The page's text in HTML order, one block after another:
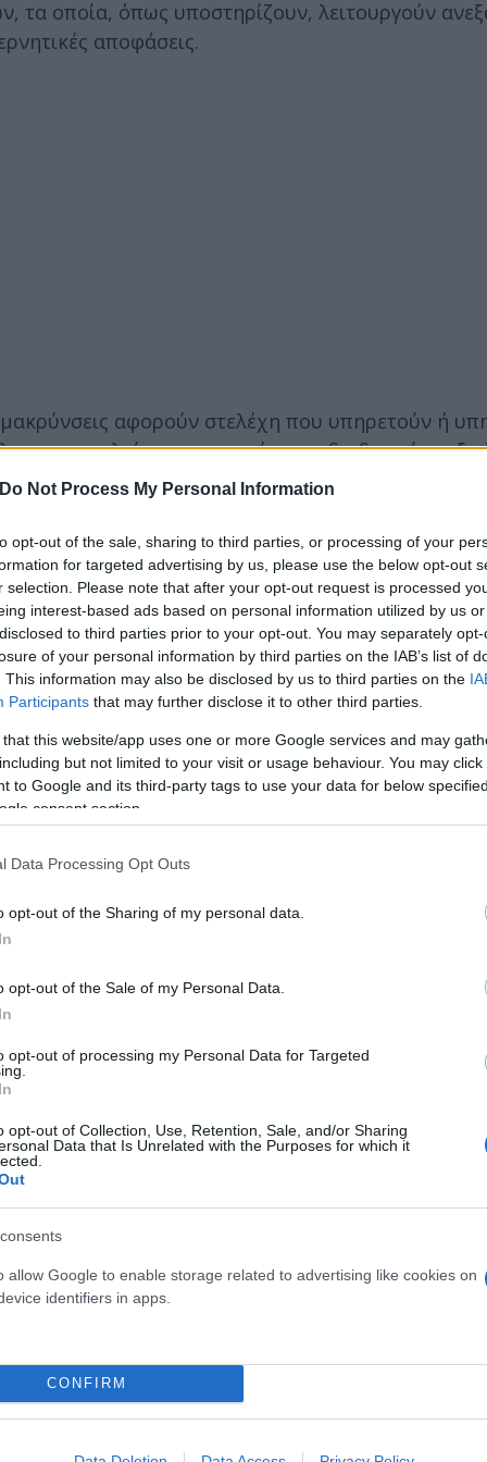
Do Not Process My Personal Information
opt-out of the sale, sharing to third parties, or processing of your
for targeted advertising by us, please use the below opt-out
selection. Please note that after your opt-out request is processed
interest-based ads based on personal information utilized by us
to third parties prior to your opt-out. You may separately
of your personal information by third parties on the IAB’s list of
This information may also be disclosed by us to third parties on the
Participants that may further disclose it to other third parties.
that this website/app uses one or more Google services and may
but not limited to your visit or usage behaviour. You may
to Google and its third-party tags to use your data for below
consent section.
Data Processing Opt Outs
opt-out of the Sharing of my personal data.
opt-out of the Sale of my Personal Data.
opt-out of processing my Personal Data for Targeted
opt-out of Collection, Use, Retention, Sale, and/or Sharing
Data that Is Unrelated with the Purposes for which it
allow Google to enable storage related to advertising like cookies on
identifiers in apps.
CONFIRM
τα οποία, όπως υποστηρίζουν, λειτουργούν
αποφάσεις.
αφορούν στελέχη που υπηρετούν ή
στο πλαίσιο μιας ευρύτερης διαδικασίας
στην ενίσχυση της λογοδοσίας, στη βελτίωση
των πολιτών προς τους θεσμούς
ότι οι απομακρύνσεις μπορεί να έχουν
πληροφοριών.
στην Ουάσιγκτον, καθώς οι εξελίξεις
κρατικής λειτουργίας και επαναφέρουν στο
υπηρεσιών και της ομοσπονδιακής
Flash.grστην αναζήτηση τηςGoogle
Τραμπ για τη Μάργκο Κατσιματίδη
ενδιαφέρθηκε για την πυρηνική απειλή του Ιράν